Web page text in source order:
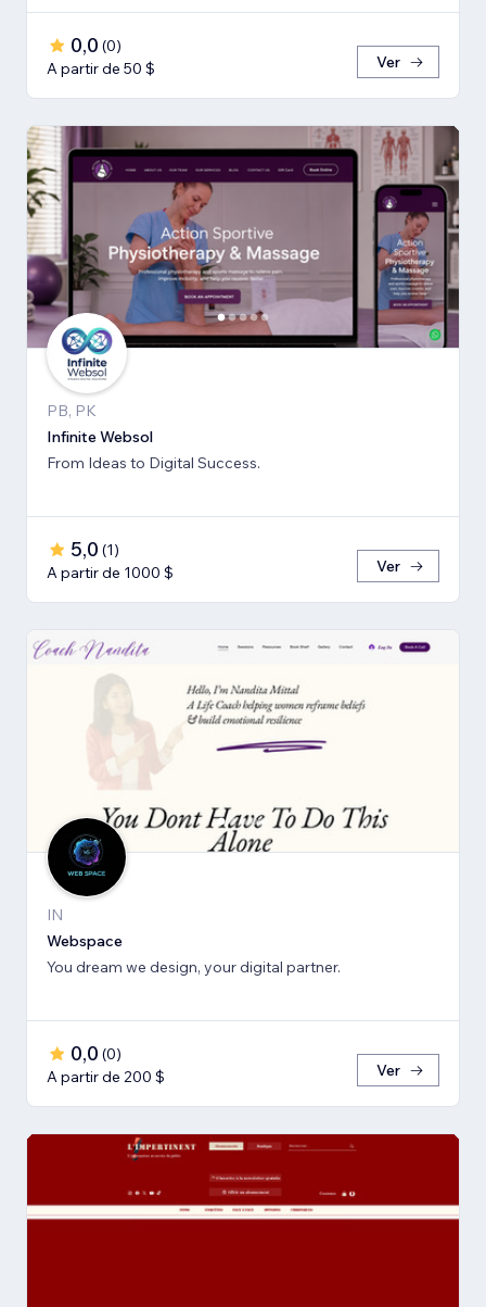
0,0 (0)
A partir de 50 $
Ver
PB, PK
Infinite Websol
From Ideas to Digital Success.
5,0 (1)
A partir de 1000 $
Ver
IN
Webspace
You dream we design, your digital partner.
0,0 (0)
A partir de 200 $
Ver